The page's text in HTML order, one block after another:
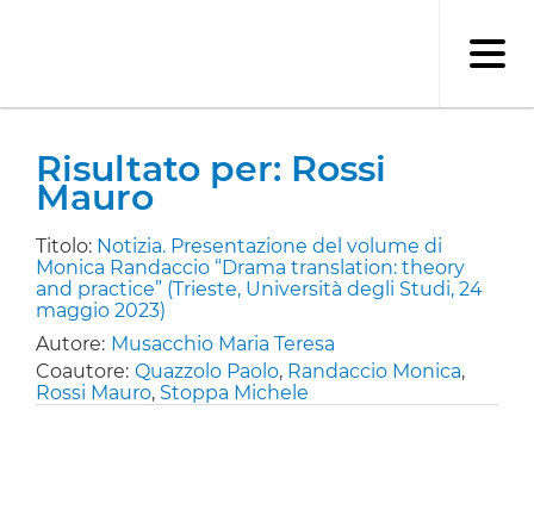
Risultato per: Rossi
Mauro
Titolo: Notizia. Presentazione del volume di
Monica Randaccio “Drama translation: theory
and practice” (Trieste, Università degli Studi, 24
maggio 2023)
Autore: Musacchio Maria Teresa
Coautore: Quazzolo Paolo, Randaccio Monica,
Rossi Mauro, Stoppa Michele